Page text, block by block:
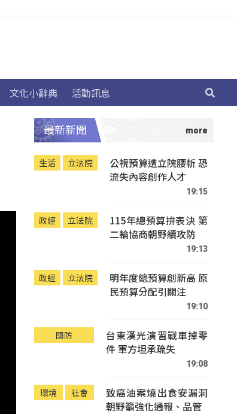
文化小辭典 活動訊息
最新新聞
生活 立法院
公視預算遭立院腰斬 恐
流失內容創作人才
19:15
政經 立法院
115年總預算拚表決 第
二輪協商朝野續攻防
19:13
政經 立法院
明年度總預算創新高 原
民預算分配引關注
19:10
國防
台東漢光演習戰車掉零
件 軍方坦承疏失
19:08
環境 社會
致癌油案燒出食安漏洞
朝野籲強化通報、品管